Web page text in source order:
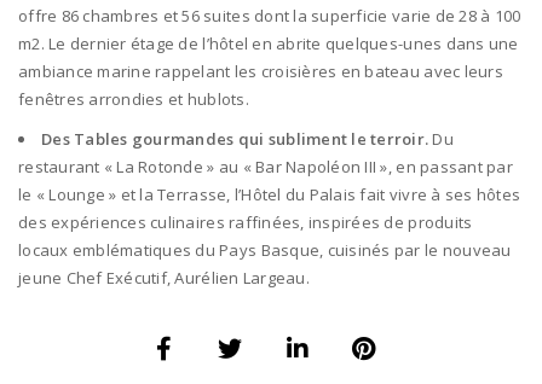
offre 86 chambres et 56 suites dont la superficie varie de 28 à 100
m2. Le dernier étage de l’hôtel en abrite quelques-unes dans une
ambiance marine rappelant les croisières en bateau avec leurs
fenêtres arrondies et hublots.
Des Tables gourmandes qui subliment le terroir. Du
restaurant « La Rotonde » au « Bar Napoléon III », en passant par
le « Lounge » et la Terrasse, l’Hôtel du Palais fait vivre à ses hôtes
des expériences culinaires raffinées, inspirées de produits
locaux emblématiques du Pays Basque, cuisinés par le nouveau
jeune Chef Exécutif, Aurélien Largeau.